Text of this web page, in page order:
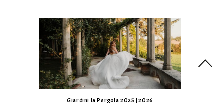
Giardini la Pergola 2025 | 2026